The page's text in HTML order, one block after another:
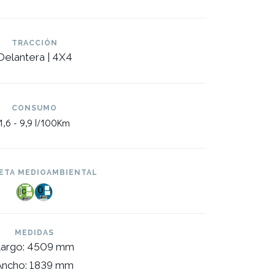
TRACCIÓN
| 4X4
CONSUMO
- 9,9 l/100Km
MEDIOAMBIENTAL
MEDIDAS
4509 mm
1839 mm